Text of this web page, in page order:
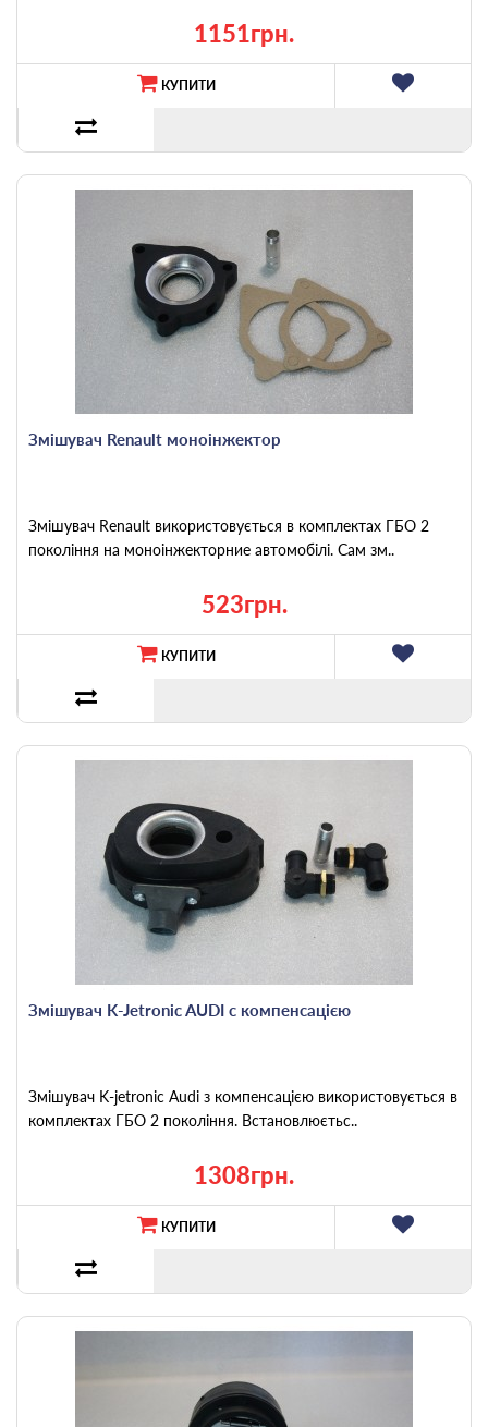
1151грн.
КУПИТИ
Змішувач Renault моноінжектор
Змішувач Renault використовується в комплектах ГБО 2
покоління на моноінжекторние автомобілі. Сам зм..
523грн.
КУПИТИ
Змішувач K-Jetronic AUDI c компенсацією
Змішувач K-jetronic Audi з компенсацією використовується в
комплектах ГБО 2 покоління. Встановлюєтьс..
1308грн.
КУПИТИ